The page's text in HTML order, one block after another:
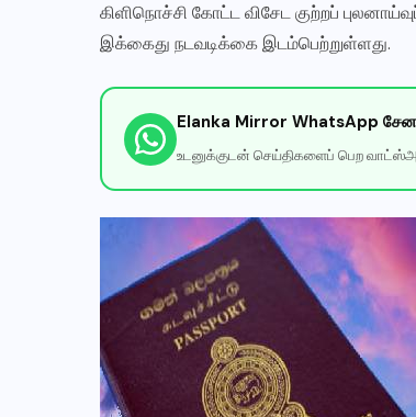
கிளிநொச்சி கோட்ட விசேட குற்றப்
இக்கைது நடவடிக்கை இடம்பெற்றுள்ளது.
Elanka Mirror WhatsApp
உடனுக்குடன் செய்திகளைப் பெற